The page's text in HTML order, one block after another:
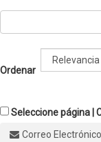
Ordenar
Seleccione página |
Correo Electrónico